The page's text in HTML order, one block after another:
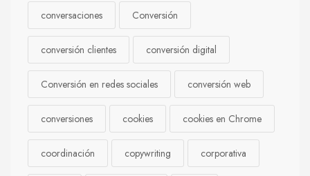
conversaciones Conversión
conversión clientes conversión digital
Conversión en redes sociales conversión web
conversiones cookies cookies en Chrome
coordinación copywriting corporativa